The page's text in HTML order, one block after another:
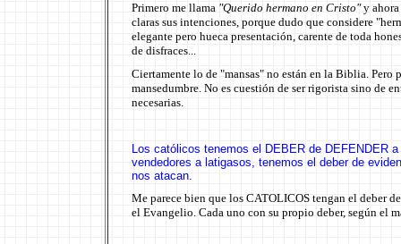
Primero me llama "Querido hermano en Cristo"y ahora
claras sus intenciones, porque dudo que considere
elegante pero hueca presentación, carente de toda
de disfraces...
Ciertamente lo de "mansas" no están en la Biblia.
mansedumbre. No es cuestión de ser rigorista sino de
necesarias.
Los católicos tenemos el DEBER de DEFENDER
vendedores a latigasos, tenemos el deber de
nos atacan.
Me parece bien que los CATOLICOS tengan el deber
el Evangelio. Cada uno con su propio deber, según el